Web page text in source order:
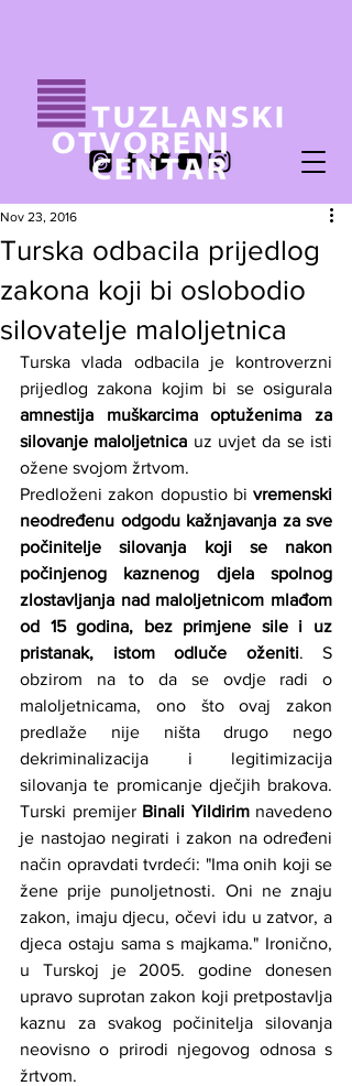
Turska odbacila prijedlog
zakona koji bi oslobodio
silovatelje maloljetnica
Nov 23, 2016
Turska vlada odbacila je kontroverzni
amnestija muškarcima optuženima za
silovanje maloljetnica uz uvjet da se isti
ožene svojom žrtvom.
Predloženi zakon dopustio bi vremenski
neodređenu odgodu kažnjavanja za sve
počinitelje silovanja koji se nakon
počinjenog kaznenog djela spolnog
zlostavljanja nad maloljetnicom mlađom
od 15 godina, bez primjene sile i uz
pristanak, istom odluče oženiti. S
obzirom na to da se ovdje radi o
maloljetnicama, ono što ovaj zakon
predlaže nije ništa drugo nego
dekriminalizacija i legitimizacija
silovanja te promicanje dječjih brakova.
Turski premijer Binali Yildirim navedeno
je nastojao negirati i zakon na određeni
način opravdati tvrdeći: "Ima onih koji se
žene prije punoljetnosti. Oni ne znaju
zakon, imaju djecu, očevi idu u zatvor, a
djeca ostaju sama s majkama." Ironično,
u Turskoj je 2005. godine donesen
upravo suprotan zakon koji pretpostavlja
kaznu za svakog počinitelja silovanja
neovisno o prirodi njegovog odnosa s
žrtvom.